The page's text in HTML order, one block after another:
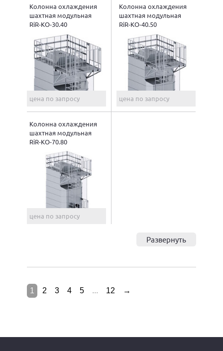
Колонна охлаждения
шахтная модульная
RiR-КО-30.40
цена по запросу
Колонна охлаждения
шахтная модульная
RiR-КО-40.50
цена по запросу
Колонна охлаждения
шахтная модульная
RiR-КО-70.80
цена по запросу
Развернуть
1 2 3 4 5 ... 12 →